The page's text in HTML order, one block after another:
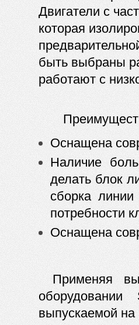
Двигатели с
которая
быть выбраны
работают с
Оснащена
Наличие
делать блок
сборка
потребности
Оснащена
Применяя
оборудовании
выпускаемой